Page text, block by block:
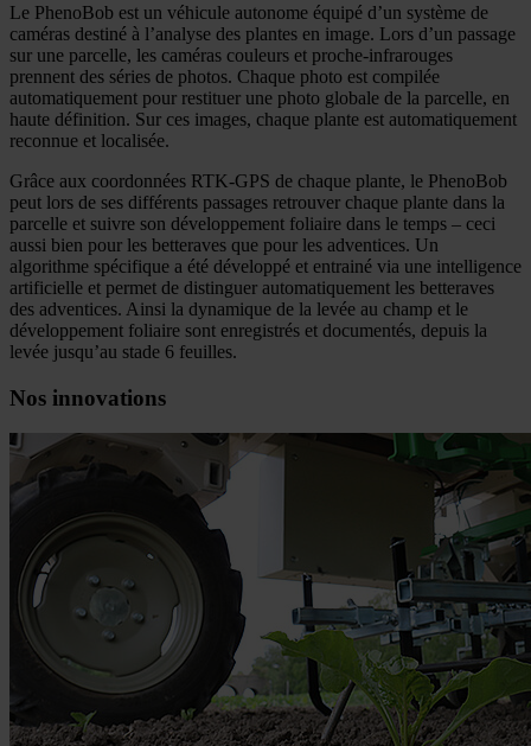
Le PhenoBob est un véhicule autonome équipé d’un système de
caméras destiné à l’analyse des plantes en image. Lors d’un passage
sur une parcelle, les caméras couleurs et proche-infrarouges
prennent des séries de photos. Chaque photo est compilée
automatiquement pour restituer une photo globale de la parcelle, en
haute définition. Sur ces images, chaque plante est automatiquement
reconnue et localisée.
Grâce aux coordonnées RTK-GPS de chaque plante, le PhenoBob
peut lors de ses différents passages retrouver chaque plante dans la
parcelle et suivre son développement foliaire dans le temps – ceci
aussi bien pour les betteraves que pour les adventices. Un
algorithme spécifique a été développé et entrainé via une intelligence
artificielle et permet de distinguer automatiquement les betteraves
des adventices. Ainsi la dynamique de la levée au champ et le
développement foliaire sont enregistrés et documentés, depuis la
levée jusqu’au stade 6 feuilles.
Nos innovations